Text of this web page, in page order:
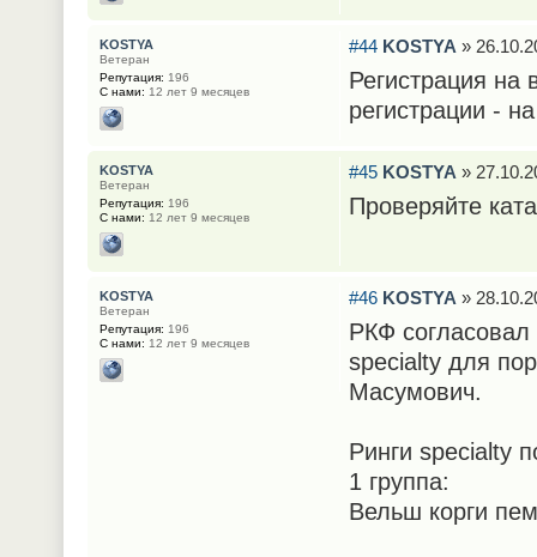
#44 KOSTYA »
Регистрация на
регистрации -
KOSTYA
Ветеран
Репутация: 196
С нами: 12 лет 9 месяцев
#45 KOSTYA »
Проверяйте
KOSTYA
Ветеран
Репутация: 196
С нами: 12 лет 9 месяцев
#46 KOSTYA »
РКФ согласовал
specialty для
Масумович.
Ринги specialty
1 группа:
Вельш корги
KOSTYA
Ветеран
Репутация: 196
С нами: 12 лет 9 месяцев